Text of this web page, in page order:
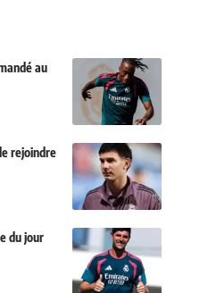
au
rejoindre
du jour